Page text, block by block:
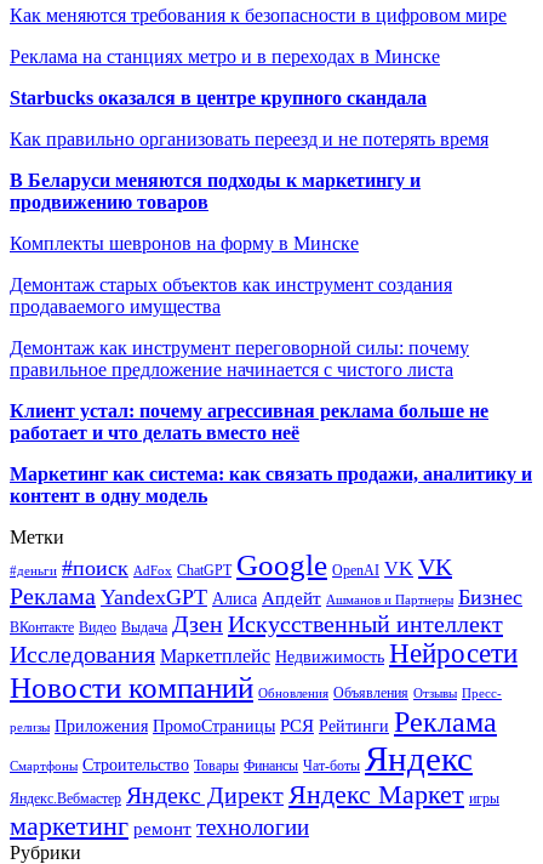
Как меняются требования к безопасности в цифровом мире
Реклама на станциях метро и в переходах в Минске
Starbucks оказался в центре крупного скандала
Как правильно организовать переезд и не потерять время
В Беларуси меняются подходы к маркетингу и
продвижению товаров
Комплекты шевронов на форму в Минске
Демонтаж старых объектов как инструмент создания
продаваемого имущества
Демонтаж как инструмент переговорной силы: почему
правильное предложение начинается с чистого листа
Клиент устал: почему агрессивная реклама больше не
работает и что делать вместо неё
Маркетинг как система: как связать продажи, аналитику и
контент в одну модель
Метки
#деньги #поиск AdFox ChatGPT Google OpenAI VK VK
Реклама YandexGPT Алиса Апдейт Ашманов и Партнеры Бизнес
ВКонтакте Видео Выдача ДзенИскусственный интеллект
Исследования Маркетплейс Недвижимость Нейросети
Новости компаний Обновления Объявления Отзывы Пресс-
релизы Приложения ПромоСтраницы РСЯ Рейтинги Реклама
Смартфоны Строительство Товары Финансы Чат-боты Яндекс
Яндекс.Вебмастер Яндекс Директ Яндекс Маркет игры
маркетинг ремонт технологии
Рубрики